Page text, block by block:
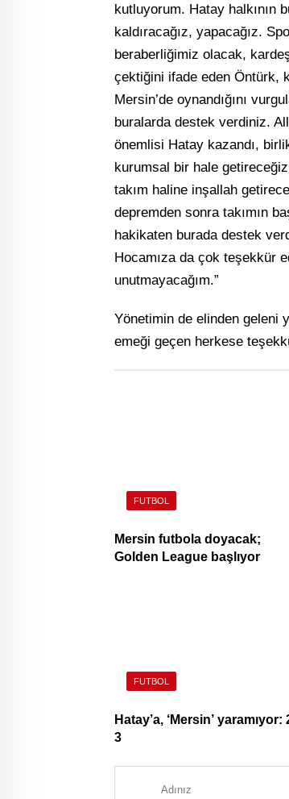
kutluyorum. Hatay halkının
kaldıracağız, yapacağız.
beraberliğimiz olacak,
çektiğini ifade eden Öntürk,
Mersin’de oynandığını
buralarda destek verdiniz.
önemlisi Hatay kazandı,
kurumsal bir hale
takım haline inşallah
depremden sonra takımın
hakikaten burada destek
Hocamıza da çok teşekkür
unutmayacağım.”
Yönetimin de elinden geleni
emeği geçen herkese
FUTBOL
Mersin futbola doyacak;
Golden League başlıyor
FUTBOL
Hatay’a, ‘Mersin’ yaramıyor:
3